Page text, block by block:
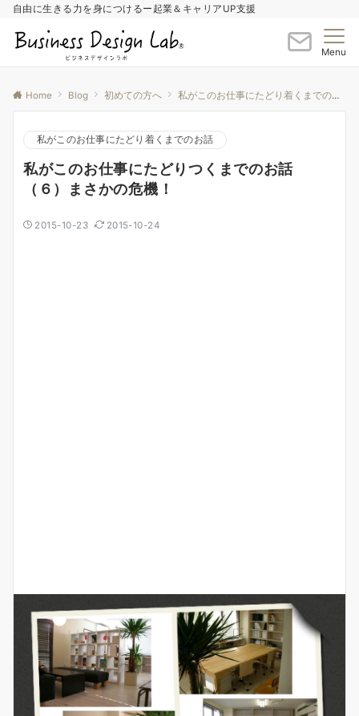
自由に生きる力を身につけるー起業＆キャリアUP支援
Menu
Home Blog 初めての方へ 私がこのお仕事にたどり着くまでのお話
私がこのお仕事にたどり着くまでのお話
私がこのお仕事にたどりつくまでのお話
（６）まさかの危機！
2015-10-23 2015-10-24